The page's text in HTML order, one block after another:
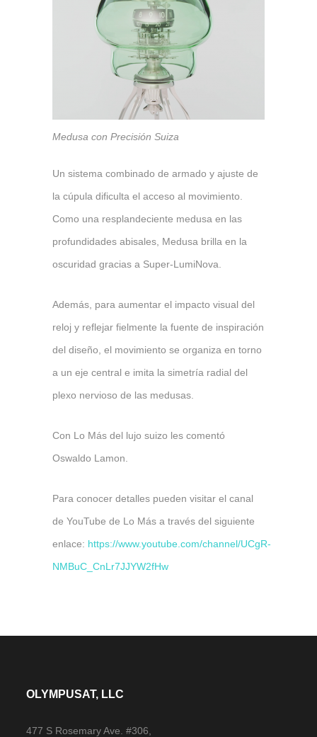
Medusa con Precisión Suiza
Un sistema combinado de armado y ajuste de
la cúpula dificulta el acceso al movimiento.
Como una resplandeciente medusa en las
profundidades abisales, Medusa brilla en la
oscuridad gracias a Super-LumiNova.
Además, para aumentar el impacto visual del
reloj y reflejar fielmente la fuente de inspiración
del diseño, el movimiento se organiza en torno
a un eje central e imita la simetría radial del
plexo nervioso de las medusas.
Con Lo Más del lujo suizo les comentó
Oswaldo Lamon.
Para conocer detalles pueden visitar el canal
de YouTube de Lo Más a través del siguiente
enlace: https://www.youtube.com/channel/UCgR-
NMBuC_CnLr7JJYW2fHw
OLYMPUSAT, LLC
477 S Rosemary Ave. #306,